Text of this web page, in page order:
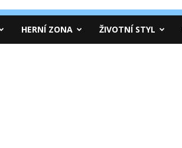
HERNÍ ZONA ŽIVOTNÍ STYL